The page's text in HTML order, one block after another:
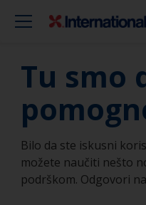
Tu smo
Bilo da ste iskusni
možete naučiti nešto
podrškom. Odgovori